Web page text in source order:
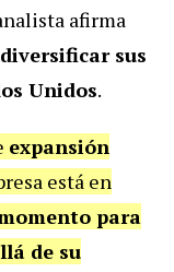
afirma
diversificar sus
Unidos.
expansión
está en
para
de su